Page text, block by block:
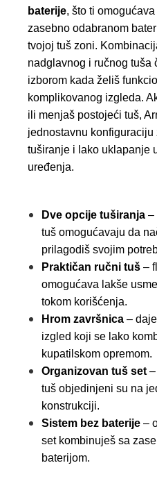
baterije, što ti
zasebno odabranom
tvojoj tuš zoni.
nadglavnog i ručnog tuša
izborom kada želiš
komplikovanog izgleda.
ili menjaš postojeći tuš,
jednostavnu
tuširanje i lako uklapanje
uređenja.
Dve opcije tuširanja –
tuš omogućavaju da
prilagodiš svojim
Praktičan ručni tuš –
omogućava lakše
tokom korišćenja.
Hrom završnica –
izgled koji se lako
kupatilskom opremom.
Organizovan tuš set
tuš objedinjeni su na
konstrukciji.
Sistem bez baterije –
set kombinuješ sa
baterijom.